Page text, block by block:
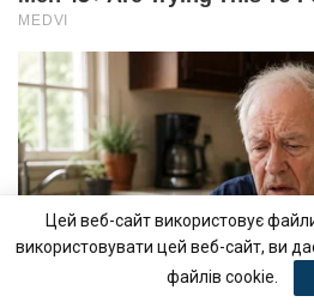
Цей веб-сайт використовує
використовувати цей веб-сайт, ви
файлів cookie.